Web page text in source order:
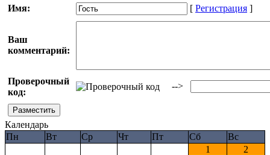
Имя: [ Регистрация ]
Ваш
комментарий:
Проверочный
код:
-->
Календарь
Пн
Вт Ср Чт Пт Сб
Вс
1
2